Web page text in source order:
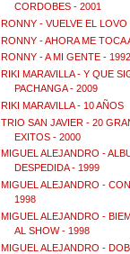
CORDOBES - 2001
RONNY - VUELVE EL LOVO
RONNY - AHORA ME TOCA
RONNY - A MI GENTE - 1992
RIKI MARAVILLA - Y QUE
PACHANGA - 2009
RIKI MARAVILLA - 10 AÑOS
TRIO SAN JAVIER - 20
EXITOS - 2000
MIGUEL ALEJANDRO -
DESPEDIDA - 1999
MIGUEL ALEJANDRO -
1998
MIGUEL ALEJANDRO -
AL SHOW - 1998
MIGUEL ALEJANDRO -